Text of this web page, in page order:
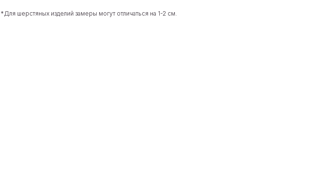
*Для шерстяных изделий замеры могут отличаться на 1-2 см.